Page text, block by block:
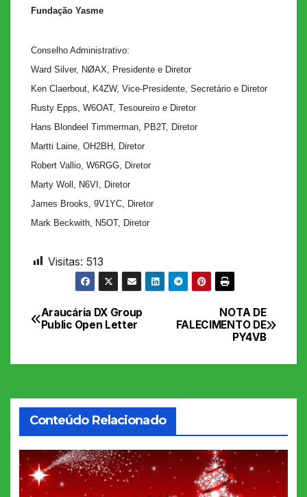
Fundação Yasme
Conselho Administrativo:
Ward Silver, NØAX, Presidente e Diretor
Ken Claerbout, K4ZW, Vice-Presidente, Secretário e Diretor
Rusty Epps, W6OAT, Tesoureiro e Diretor
Hans Blondeel Timmerman, PB2T, Diretor
Martti Laine, OH2BH, Diretor
Robert Vallio, W6RGG, Diretor
Marty Woll, N6VI, Diretor
James Brooks, 9V1YC, Diretor
Mark Beckwith, N5OT, Diretor
Visitas: 513
Navegação
NOTA DE
FALECIMENTO DE
PY4VB
Araucária DX Group
Public Open Letter
Conteúdo Relacionado